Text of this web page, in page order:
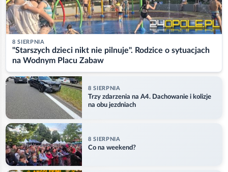
8 SIERPNIA
"Starszych dzieci nikt nie pilnuje". Rodzice o sytuacjach
na Wodnym Placu Zabaw
8 SIERPNIA
Trzy zdarzenia na A4. Dachowanie i kolizje
na obu jezdniach
8 SIERPNIA
Co na weekend?